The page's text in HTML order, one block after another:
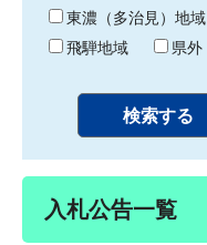
東濃（多治見）地域
飛騨地域
県外
入札公告一覧